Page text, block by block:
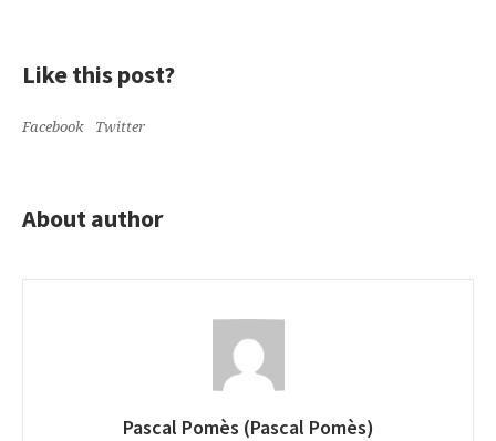
Like this post?
Facebook Twitter
About author
Pascal Pomès (Pascal Pomès)